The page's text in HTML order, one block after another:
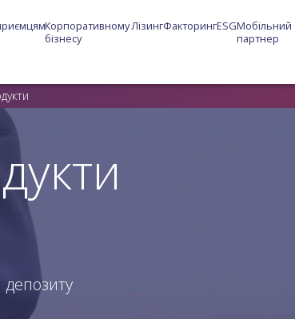
Корпоративному
бізнесу
ЛізингФакторингESGМобільний
партнер
депозиту